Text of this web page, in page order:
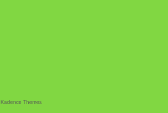
Kadence Themes